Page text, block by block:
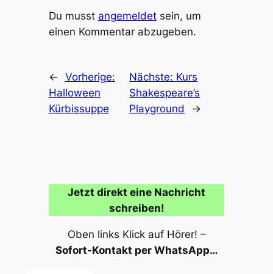
Du musst angemeldetsein, um
einen Kommentar abzugeben.
← Vorherige:
Halloween
Kürbissuppe
Nächste: Kurs
Shakespeare’s
Playground
→
Jetzt direkt eine Nachricht
schreiben!
Oben links Klick auf Hörer! –
Sofort-Kontakt per WhatsApp…